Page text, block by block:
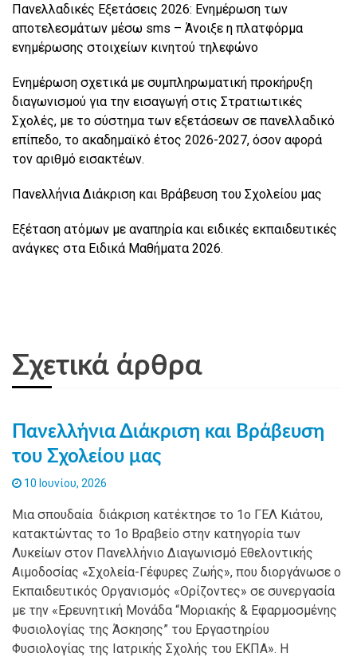
Πανελλαδικές Εξετάσεις 2026: Ενημέρωση των
αποτελεσμάτων μέσω sms – Άνοιξε η πλατφόρμα
ενημέρωσης στοιχείων κινητού τηλεφώνο
Ενημέρωση σχετικά με συμπληρωματική προκήρυξη
διαγωνισμού για την εισαγωγή στις Στρατιωτικές
Σχολές, με το σύστημα των εξετάσεων σε πανελλαδικό
επίπεδο, το ακαδημαϊκό έτος 2026-2027, όσον αφορά
τον αριθμό εισακτέων.
Πανελλήνια Διάκριση και Βράβευση του Σχολείου μας
Εξέταση ατόμων με αναπηρία και ειδικές εκπαιδευτικές
ανάγκες στα Ειδικά Μαθήματα 2026.
Σχετικά άρθρα
Πανελλήνια Διάκριση και Βράβευση
του Σχολείου μας
10 Ιουνίου, 2026
Μια σπουδαία διάκριση κατέκτησε το 1ο ΓΕΛ Κιάτου,
κατακτώντας το 1ο Βραβείο στην κατηγορία των
Λυκείων στον Πανελλήνιο Διαγωνισμό Εθελοντικής
Αιμοδοσίας «Σχολεία-Γέφυρες Ζωής», που διοργάνωσε ο
Εκπαιδευτικός Οργανισμός «Ορίζοντες» σε συνεργασία
με την «Ερευνητική Μονάδα “Μοριακής & Εφαρμοσμένης
Φυσιολογίας της Άσκησης” του Εργαστηρίου
Φυσιολογίας της Ιατρικής Σχολής του ΕΚΠΑ». Η